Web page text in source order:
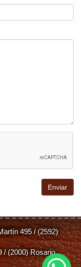
495 / (2592)
/ (2000) Rosario